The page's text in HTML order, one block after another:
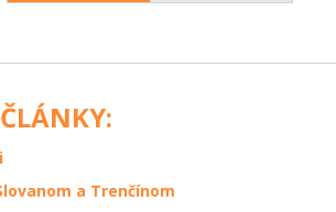
a Trenčínom